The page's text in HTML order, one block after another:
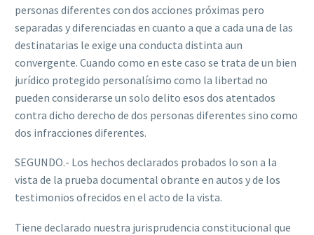
personas diferentes con dos acciones próximas pero
separadas y diferenciadas en cuanto a que a cada una de las
destinatarias le exige una conducta distinta aun
convergente. Cuando como en este caso se trata de un bien
jurídico protegido personalísimo como la libertad no
pueden considerarse un solo delito esos dos atentados
contra dicho derecho de dos personas diferentes sino como
dos infracciones diferentes.
SEGUNDO.- Los hechos declarados probados lo son a la
vista de la prueba documental obrante en autos y de los
testimonios ofrecidos en el acto de la vista.
Tiene declarado nuestra jurisprudencia constitucional que